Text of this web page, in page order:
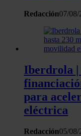
Redacción07/08/
Iberdrola |
para
eléctrica
Redacción05/08/